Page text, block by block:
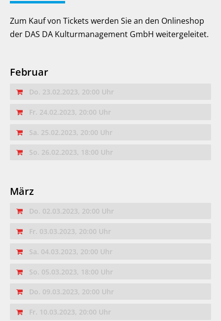
Zum Kauf von Tickets werden Sie an den Onlineshop
der DAS DA Kulturmanagement GmbH weitergeleitet.
Februar
Do. 23.02.2023, 20:00 Uhr
Fr. 24.02.2023, 20:00 Uhr
Sa. 25.02.2023, 20:00 Uhr
So. 26.02.2023, 18:00 Uhr
März
Do. 02.03.2023, 20:00 Uhr
Fr. 03.03.2023, 20:00 Uhr
Sa. 04.03.2023, 20:00 Uhr
So. 05.03.2023, 18:00 Uhr
Do. 09.03.2023, 20:00 Uhr
Fr. 10.03.2023, 20:00 Uhr